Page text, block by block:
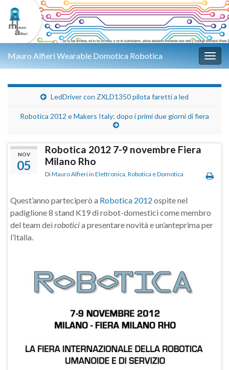
Mauro Alfieri Wearable Domotica Robotica
LedDriver con ZXLD1350 pilota faretti a led
Robotica 2012 e Makers Italy: dopo i primi due giorni di fiera
NOV
05
Robotica 2012 7-9 novembre Fiera
Milano Rho
DiMauro Alfieri in Elettronica, Robotica e Domotica
Quest’anno parteciperò a Robotica 2012 ospite nel
padiglione 8 stand K19 di robot-domestici come membro
del team dei roboticia presentare novità e un’anteprima per
l’Italia.